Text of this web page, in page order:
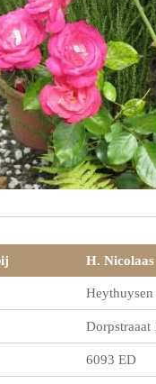
H. Nicolaas
Heythuysen
Dorpstraaat
6093 ED